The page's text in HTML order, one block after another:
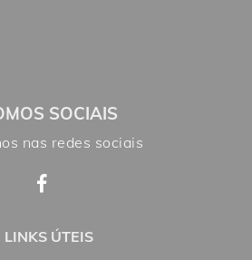
SOCIAIS
nas redes sociais
LINKS ÚTEIS